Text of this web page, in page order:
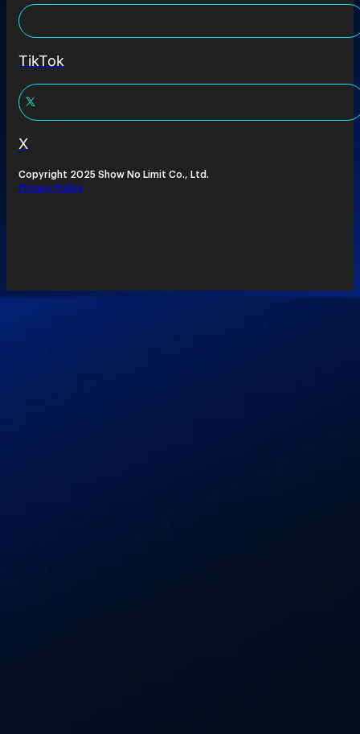
TikTok
X
Copyright 2025 Show No Limit Co., Ltd.
Privacy Policy